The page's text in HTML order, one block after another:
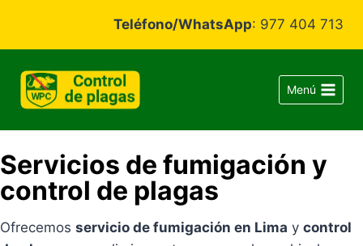
Teléfono/WhatsApp: 977 404 713
Menú
Servicios de fumigación y
control de plagas
Ofrecemos servicio de fumigación en Lima y control